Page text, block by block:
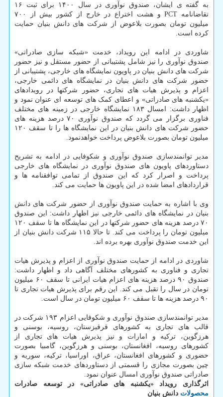
به گفته ی ایشان، صندوق نوآوری در سال ۱۴۰۰ برای ثبت ۱۶
تقاضانامه PCT و هشت اختراع در خارج از کشور بیش از ۷۰۰
میلیون تومان بصورت بلاعوض از شرکت های دانش بنیان حمایت
کرده است.
شاوردی در ادامه این رویداد، خدمت «شبکه سازی صادراتی»
صندوق نوآوری را نیز شامل پشتیبانی از حضور مستقل و نیز حضور
شرکت های دانش بنیان در پاویون نمایشگاه های خارجی، پشتیبانی از
حضور شرکت های دانش بنیان در نمایشگاه های دائمی خارجی،
اعزام و پذیرش هیات های تجاری، حضور شرکتها در رویدادهای
«یکشنبه های صادراتی» و اعطای کمک های توسعه ای عنوان نمود و
اظهار داشت: امسال ۱۸۳ نمایشگاه خارجی در زمینه های مختلف
فناوری برگزار می گردد که صندوق نوآوری ۷۰ درصد هزینه های
حضور شرکت های دانش بنیان در این نمایشگاه ها را تا سقف ۱۲۰
میلیون تومان بصورت بلاعوض پرداخت خواهدنمود.
مدیر توانمندسازی صندوق نوآوری و شکوفایی در ادامه به تشریح
دستاوردهای پاویون های صندوق نوآوری در نمایشگاه های خارجی
پرداخت و اصرار کرد که این صندوق از تمامی توافقنامه ها و
قراردادهای امضا شده در این پاویون ها حمایت می کند.
وی با اشاره به حمایت صندوق نوآوری از حضور شرکت های دانش
بنیان در نمایشگاه های دائمی خارجی نیز اظهار داشت: این صندوق
۷۰ درصد هزینه های حضور شرکتها در این نمایشگاه ها تا سقف ۱۲۰
میلیون تومان را پرداخت می کند. تا حالا ۱۱۵ شرکت دانش بنیان از
این خدمت صندوق نوآوری بهره برده اند.
شاوردی در ادامه از حمایت صندوق نوآوری از اعزام و پذیرش هیات
تجاری و فناوری به کشورهای مختلف آگاهی داد و اظهار داشت:
صندوق ۹۰ درصد هزینه های اعزام هیات ایرانی تا سقف ۶۰ میلیون
تومان در سال را تقبل می کند. این رقم برای پذیرش هیات تجاری تا
۹۰ درصد هزینه ها تا سقف ۶۰ میلیون تومان در سال است.
مدیر توانمندسازی صندوق نوآوری و شکوفایی اعزام ۱۹۳ شرکت در
قالب های تجاری به کشورهای قرقیزستان، روسیه، بوسنی و
هرزگوین، ترکیه و امارات و نیز پذیرش هیات های تجاری از
کشورهای روسیه، افغانستان، بوسنی و هرزگوین، گامبیا بصورت
حضوری و کشورهای افغانستان، عراق، اوراسیا، ترکیه، سوریه و
چین بصورت مجازی را قسمتی از دستاوردهای خدمت شبکه سازی
صادراتی صندوق نوآوری امسال عنوان نمود.
اثرگذاری رویداد «یکشنبه های صادراتی» در توسعه صادرات
محصولات دانش بنیان